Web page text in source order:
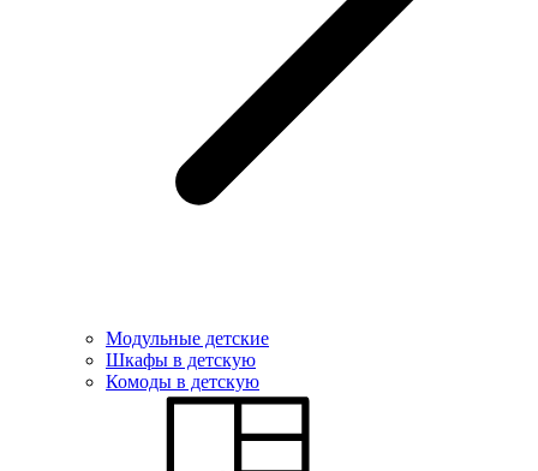
Модульные детские
Шкафы в детскую
Комоды в детскую